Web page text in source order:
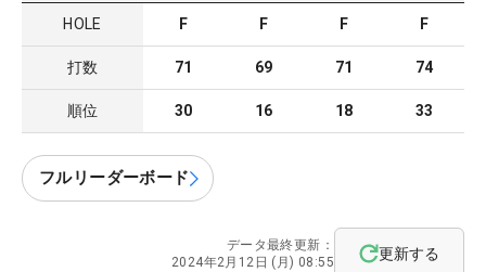
HOLE F F F F
打数 71 69 71 74
順位 30 16 18 33
フルリーダーボード
データ最終更新：
2024年2月12日 (月) 08:55
更新する